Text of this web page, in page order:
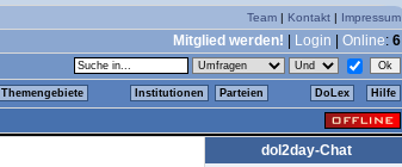
Team | Kontakt | Impressum
Mitglied werden! Login Online: 6
Themengebiete Institutionen Parteien DoLex Hilfe
dol2day-Chat